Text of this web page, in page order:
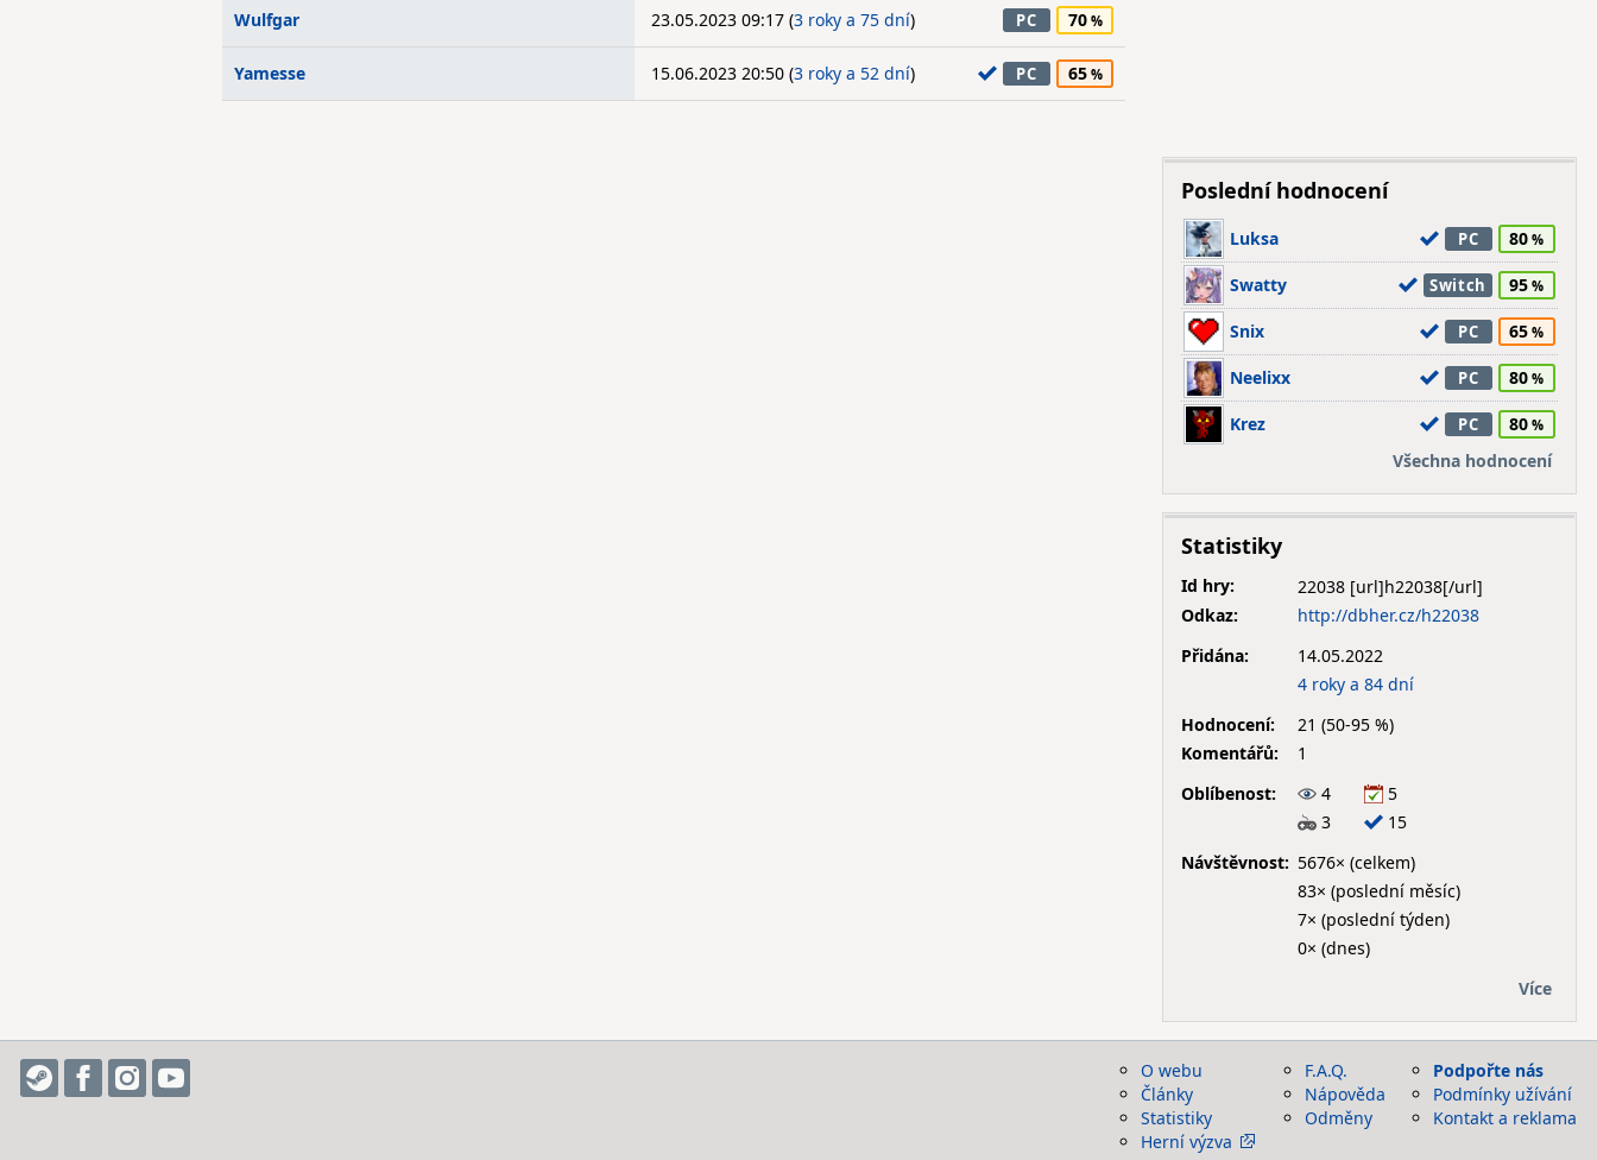
Wulfgar 23.05.2023 09:17 (3 roky a 75 dní) PC 70
Yamesse 15.06.2023 20:50 (3 roky a 52 dní) PC 65
Poslední hodnocení
Luksa PC 80
Swatty Switch 95
Snix PC 65
Neelixx PC 80
Krez PC
80
Všechna hodnocení
Statistiky
Id hry:
22038
Odkaz:
http://dbher.cz/h22038
Přidána:
14.05.2022
4 roky a 84 dní
Hodnocení:
21 (50-95 %)
Komentářů:
1
Oblíbenost:
4
5
3
15
Návštěvnost: 5676× (celkem)
83× (poslední měsíc)
7× (poslední týden)
0× (dnes)
Více
O webu
Články
Statistiky
Herní výzva
F.A.Q.
Nápověda
Odměny
Podpořte nás
Podmínky užívání
Kontakt a reklama